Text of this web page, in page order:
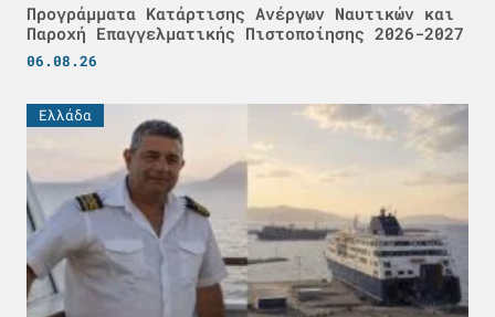
Προγράμματα Κατάρτισης Ανέργων Ναυτικών και
Παροχή Επαγγελματικής Πιστοποίησης 2026-2027
06.08.26
Ελλάδα